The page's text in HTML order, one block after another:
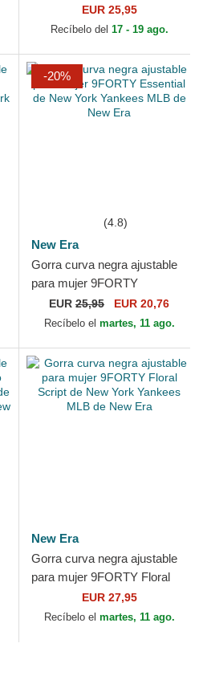
Logo de New York Yankees
MLB de New Era
EUR 25,95
Recíbelo del 17 - 19 ago.
-20%
(4.8)
New Era
Gorra curva negra ajustable
para mujer 9FORTY
Essential de New York
Yankees MLB de New Era
EUR 25,95 EUR 20,76
Recíbelo el martes, 11 ago.
New Era
Gorra curva negra ajustable
para mujer 9FORTY Floral
Script de New York Yankees
MLB de New Era
EUR 27,95
Recíbelo el martes, 11 ago.